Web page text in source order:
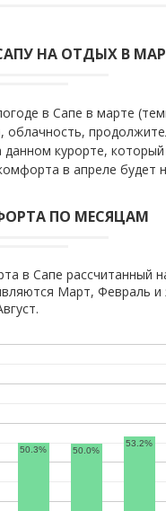
НА ОТДЫХ В
в Сапе в марте
облачность,
курорте, который
в апреле будет
ПО МЕСЯЦАМ
в Сапе рассчитанный
Март, Февраль и
50.3% 50.0%
53.2%